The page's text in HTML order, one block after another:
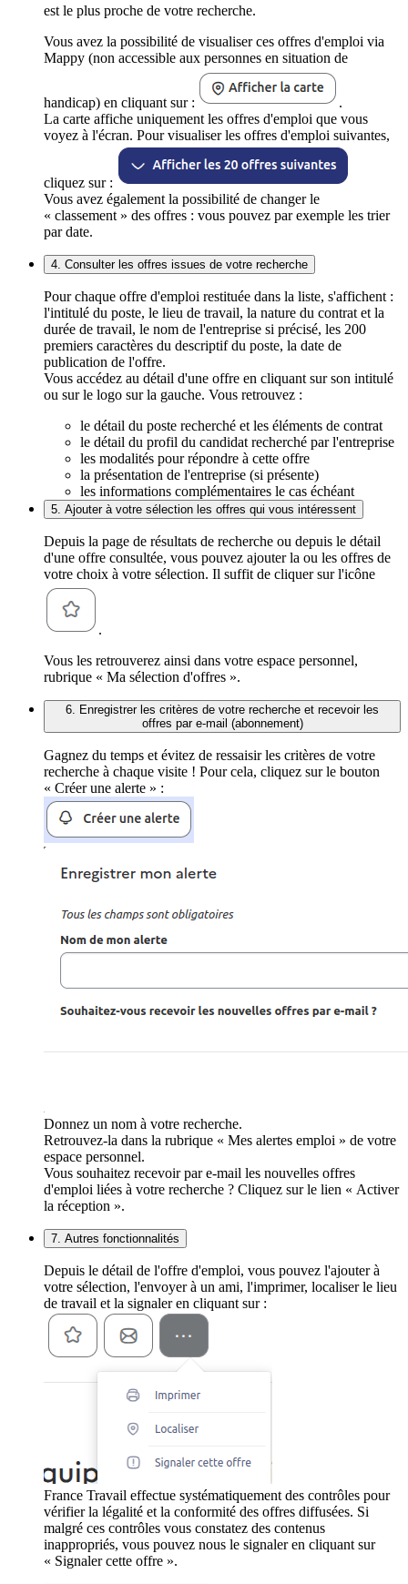
est le plus proche de votre recherche.
Vous avez la possibilité de visualiser ces offres d'emploi via
Mappy (non accessible aux personnes en situation de
handicap) en cliquant sur :
.
La carte affiche uniquement les offres d'emploi que vous
voyez à l'écran. Pour visualiser les offres d'emploi suivantes,
cliquez sur :
Vous avez également la possibilité de changer le
« classement » des offres : vous pouvez par exemple les trier
par date.
4. Consulter les offres issues de votre recherche
Pour chaque offre d'emploi restituée dans la liste, s'affichent :
l'intitulé du poste, le lieu de travail, la nature du contrat et la
durée de travail, le nom de l'entreprise si précisé, les 200
premiers caractères du descriptif du poste, la date de
publication de l'offre.
Vous accédez au détail d'une offre en cliquant sur son intitulé
ou sur le logo sur la gauche. Vous retrouvez :
le détail du poste recherché et les éléments de contrat
le détail du profil du candidat recherché par l'entreprise
les modalités pour répondre à cette offre
la présentation de l'entreprise (si présente)
les informations complémentaires le cas échéant
5. Ajouter à votre sélection les offres qui vous intéressent
Depuis la page de résultats de recherche ou depuis le détail
d'une offre consultée, vous pouvez ajouter la ou les offres de
votre choix à votre sélection. Il suffit de cliquer sur l'icône
.
Vous les retrouverez ainsi dans votre espace personnel,
rubrique « Ma sélection d'offres ».
6. Enregistrer les critères de votre recherche et recevoir les
offres par e-mail (abonnement)
Gagnez du temps et évitez de ressaisir les critères de votre
recherche à chaque visite ! Pour cela, cliquez sur le bouton
« Créer une alerte » :
Donnez un nom à votre recherche.
Retrouvez-la dans la rubrique « Mes alertes emploi » de votre
espace personnel.
Vous souhaitez recevoir par e-mail les nouvelles offres
d'emploi liées à votre recherche ? Cliquez sur le lien « Activer
la réception ».
7. Autres fonctionnalités
Depuis le détail de l'offre d'emploi, vous pouvez l'ajouter à
votre sélection, l'envoyer à un ami, l'imprimer, localiser le lieu
de travail et la signaler en cliquant sur :
France Travail effectue systématiquement des contrôles pour
vérifier la légalité et la conformité des offres diffusées. Si
malgré ces contrôles vous constatez des contenus
inappropriés, vous pouvez nous le signaler en cliquant sur
« Signaler cette offre ».